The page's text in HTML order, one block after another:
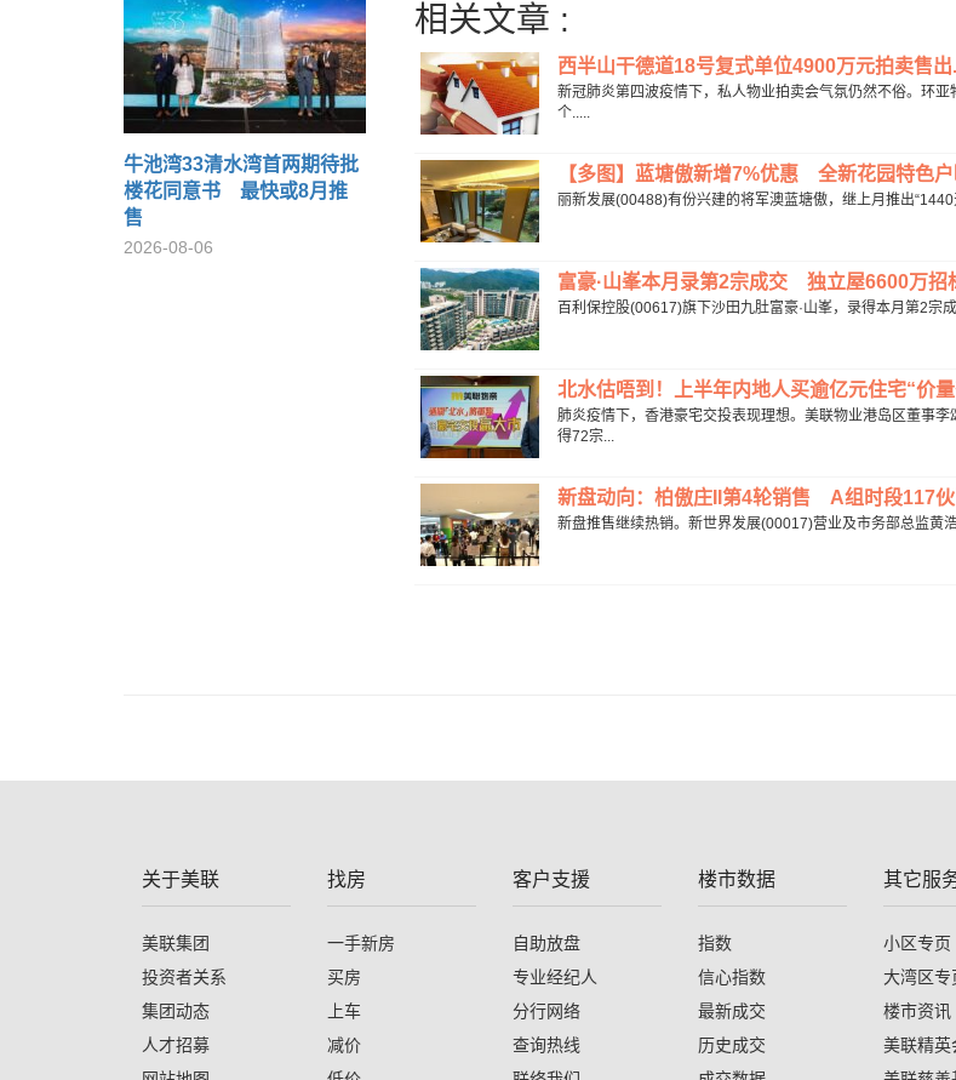
牛池湾33清水湾首两期待批
楼花同意书 最快或8月推
售
2026-08-06
相关文章 :
西半山干德道18号复式单位4900万元拍卖售出
新冠肺炎第四波疫情下，私人物业拍卖会气氛仍然不俗。环
个.....
【多图】蓝塘傲新增7%优惠 全新花园特色户
丽新发展(00488)有份兴建的将军澳蓝塘傲，继上月推出
富豪·山峯本月录第2宗成交 独立屋6600万招
百利保控股(00617)旗下沙田九肚富豪·山峯，录得本月第2
北水估唔到！上半年内地人买逾亿元住宅“价
肺炎疫情下，香港豪宅交投表现理想。美联物业港岛区董事
得72宗...
新盘动向：柏傲庄II第4轮销售 A组时段117伙
新盘推售继续热销。新世界发展(00017)营业及市务部总监黄
关于美联
美联集团
投资者关系
集团动态
人才招募
找房
一手新房
买房
上车
减价
客户支援
自助放盘
专业经纪人
分行网络
查询热线
楼市数据
指数
信心指数
最新成交
历史成交
其它服
小区专页
大湾区专
楼市资讯
美联精英